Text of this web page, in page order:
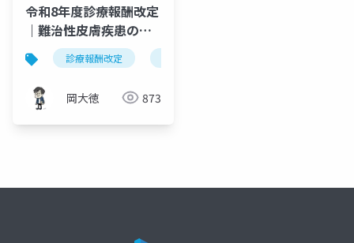
令和8年度診療報酬改定
｜難治性皮膚疾患の訪
問看護が週4日以上に拡
大
診療報酬改定
岡大徳 873